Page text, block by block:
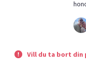
Vill du ta bort din